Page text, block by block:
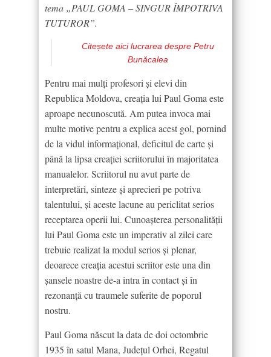
tema „PAUL GOMA – SINGUR ÎMPOTRIVA
TUTUROR”.
Citeșete aici lucrarea despre Petru
Bunăcalea
Pentru mai mulți profesori și elevi din
Republica Moldova, creația lui Paul Goma este
aproape necunoscută. Am putea invoca mai
multe motive pentru a explica acest gol, pornind
de la vidul informațional, deficitul de carte și
până la lipsa creației scriitorului în majoritatea
manualelor. Scriitorul nu avut parte de
interpretări, sinteze și aprecieri pe potriva
talentului, și aceste lacune au periclitat serios
receptarea operii lui. Cunoașterea personalităţii
lui Paul Goma este un imperativ al zilei care
trebuie realizat la modul serios și plenar,
deoarece creația acestui scriitor este una din
șansele noastre de-a intra în contact și în
rezonanță cu traumele suferite de poporul
nostru.
Paul Goma născut la data de doi octombrie
1935 în satul Mana, Județul Orhei, Regatul